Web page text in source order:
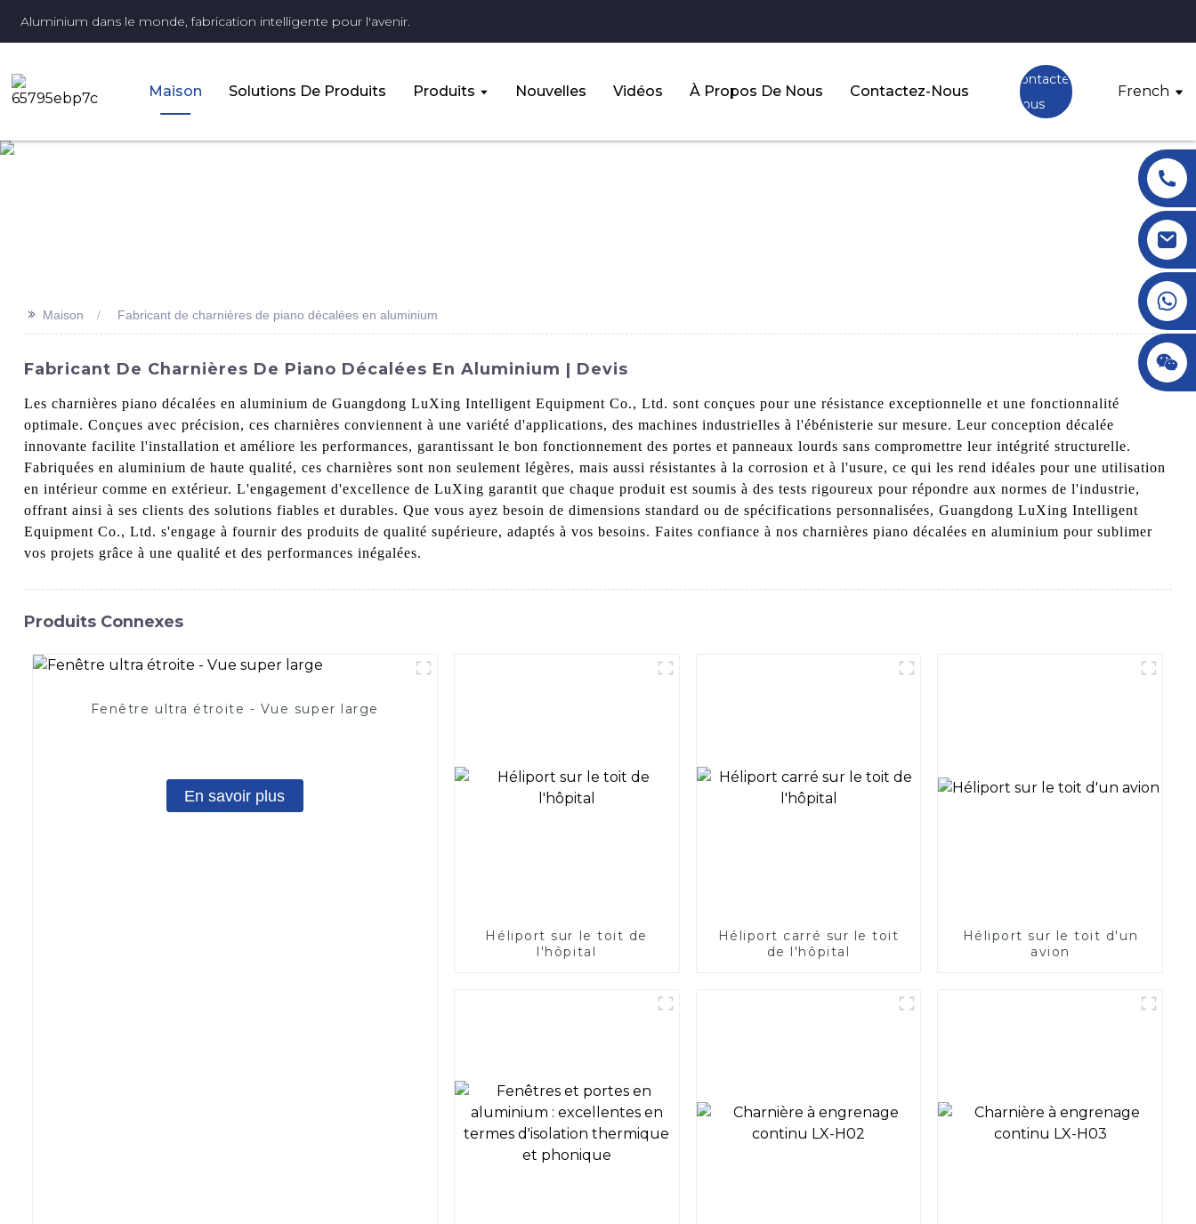
Aluminium dans le monde, fabrication intelligente pour l'avenir.
Maison Solutions De Produits Produits Nouvelles Vidéos À Propos De Nous Contactez-Nous
Contactez-
Nous
French
>> Maison Fabricant de charnières de piano décalées en aluminium
Fabricant De Charnières De Piano Décalées En Aluminium | Devis
Les charnières piano décalées en aluminium de Guangdong LuXing Intelligent Equipment Co., Ltd. sont conçues pour une résistance exceptionnelle et une fonctionnalité
optimale. Conçues avec précision, ces charnières conviennent à une variété d'applications, des machines industrielles à l'ébénisterie sur mesure. Leur conception décalée
innovante facilite l'installation et améliore les performances, garantissant le bon fonctionnement des portes et panneaux lourds sans compromettre leur intégrité structurelle.
Fabriquées en aluminium de haute qualité, ces charnières sont non seulement légères, mais aussi résistantes à la corrosion et à l'usure, ce qui les rend idéales pour une utilisation
en intérieur comme en extérieur. L'engagement d'excellence de LuXing garantit que chaque produit est soumis à des tests rigoureux pour répondre aux normes de l'industrie,
offrant ainsi à ses clients des solutions fiables et durables. Que vous ayez besoin de dimensions standard ou de spécifications personnalisées, Guangdong LuXing Intelligent
Equipment Co., Ltd. s'engage à fournir des produits de qualité supérieure, adaptés à vos besoins. Faites confiance à nos charnières piano décalées en aluminium pour sublimer
vos projets grâce à une qualité et des performances inégalées.
Produits Connexes
Fenêtre ultra étroite - Vue super large
En savoir plus
Héliport sur le toit de
l'hôpital
Héliport carré sur le toit
de l'hôpital
Héliport sur le toit d'un
avion